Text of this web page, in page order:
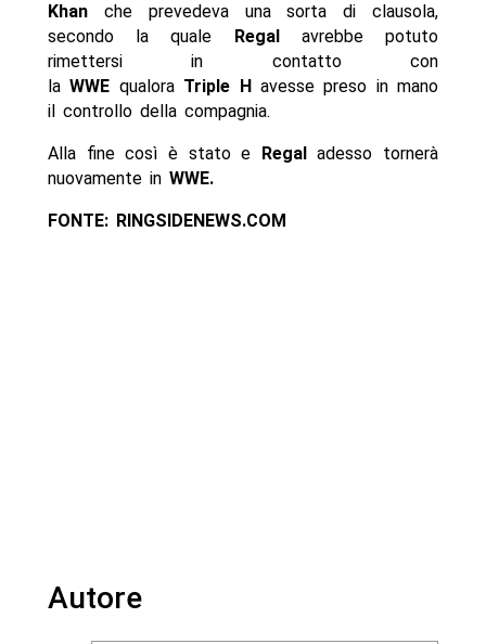
Khan che prevedeva una sorta di clausola,
secondo la quale
Regal avrebbe potuto
rimettersi in contatto con
laWWE qualora Triple H avesse preso in mano
il controllo della compagnia.
Alla fine così è stato e Regaladesso tornerà
nuovamente in WWE.
FONTE: RINGSIDENEWS.COM
Autore